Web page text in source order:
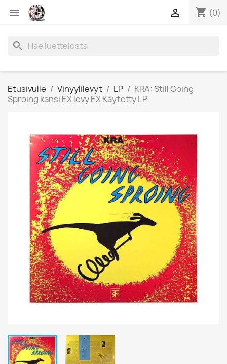
 shopping_cart (0)

search
Etusivulle Vinyylilevyt LP
KRA: Still Going
Sproing kansi EX levy EX Käytetty LP